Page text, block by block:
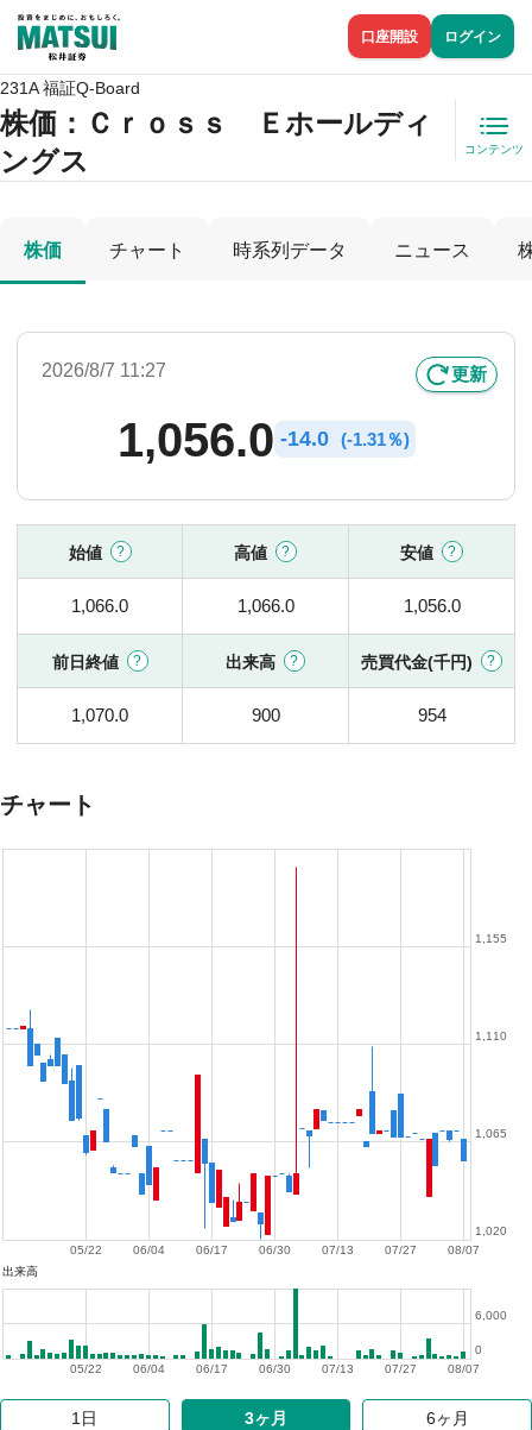
口座開設 ログイン
231A 福証Q-Board
株価 ：Ｃｒｏｓｓ Ｅホールディ
ングス
コンテンツ
株価 チャート 時系列データ ニュース
2026/8/7 11:27 更新
1,056.0 -14.0 (-1.31％)
始値 高値 安値
1,066.0 1,066.0 1,056.0
前日終値 出来高 売買代金(千円)
1,070.0 900 954
チャート
08/07
07/27
07/13
06/30
06/17
06/04
05/22
1,020
1,065
1,110
1,155
出来高
08/07
07/27
07/13
06/30
06/17
06/04
05/22
0
6,000
1日 3ヶ月 6ヶ月